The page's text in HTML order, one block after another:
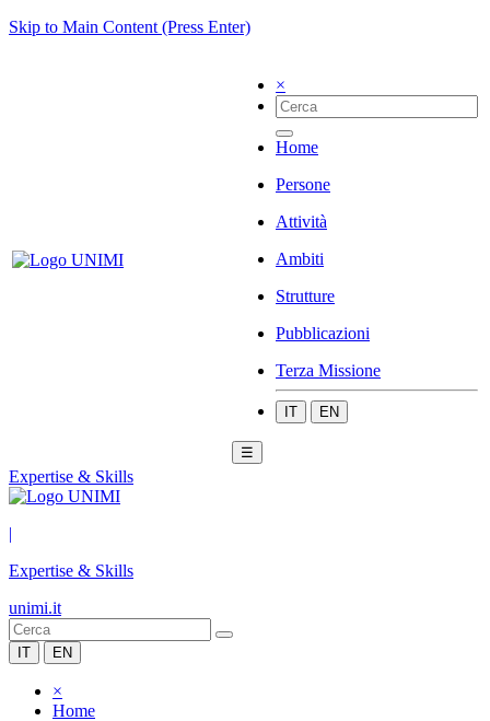
Skip to Main Content (Press Enter)
×
Home
Persone
Attività
Ambiti
Strutture
Pubblicazioni
Terza Missione
IT EN
☰
Expertise & Skills
|
Expertise & Skills
unimi.it
IT EN
×
Home